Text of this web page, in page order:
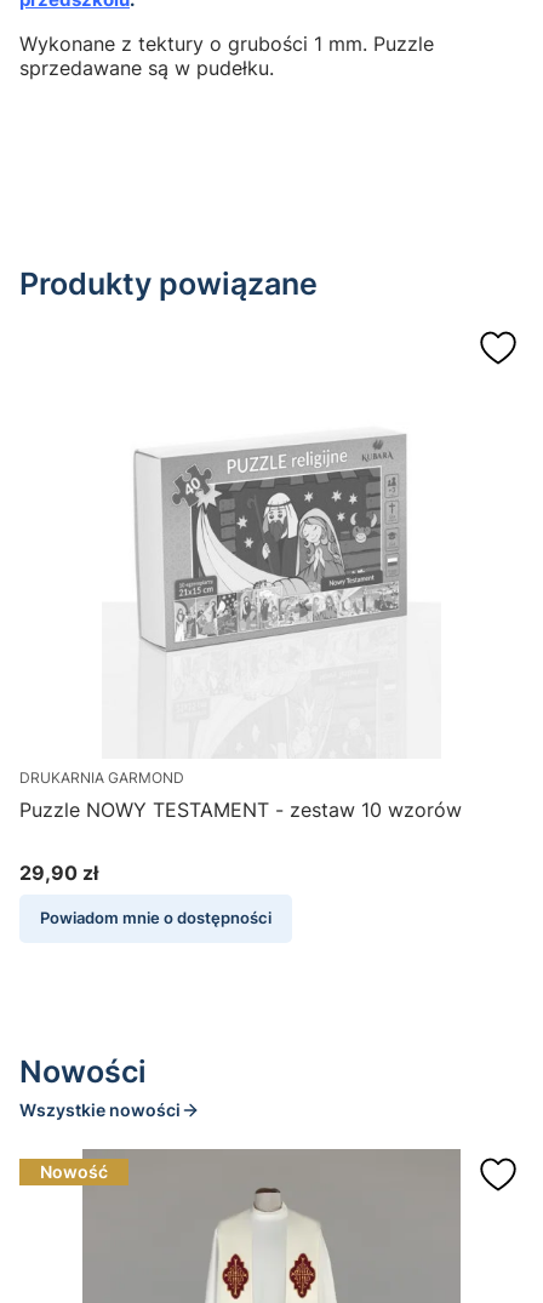
Wykonane z tektury o grubości 1 mm. Puzzle
sprzedawane są w pudełku.
Produkty powiązane
DRUKARNIA GARMOND
Puzzle NOWY TESTAMENT - zestaw 10 wzorów
Cena
29,90 zł
Powiadom mnie o dostępności
Nowości
Wszystkie nowości
Nowość